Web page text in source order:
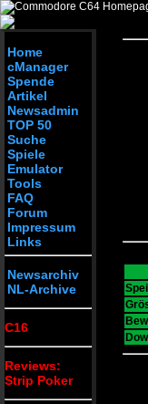
Home
cManager
Spende
Artikel
Newsadmin
TOP 50
Suche
Spiele
Emulator
Tools
FAQ
Forum
Impressum
Links
Newsarchiv
NL-Archive
C16
Reviews:
Strip Poker